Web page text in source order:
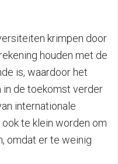
krimpen door
houden met de
is, waardoor het
in de toekomst verder
internationale
te klein worden om
omdat er te weinig